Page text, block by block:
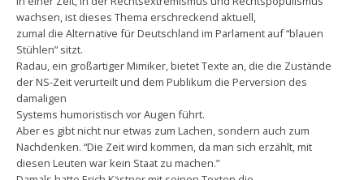
wachsen, ist dieses Thema erschreckend aktuell,
zumal die Alternative für Deutschland im Parlament auf “blauen
Stühlen” sitzt.
Radau, ein großartiger Mimiker, bietet Texte an, die die Zustände
der NS-Zeit verurteilt und dem Publikum die Perversion des
damaligen
Systems humoristisch vor Augen führt.
Aber es gibt nicht nur etwas zum Lachen, sondern auch zum
Nachdenken. “Die Zeit wird kommen, da man sich erzählt, mit
diesen Leuten war kein Staat zu machen.”